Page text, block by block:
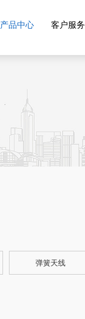
产品中心 客户服务
弹簧天线